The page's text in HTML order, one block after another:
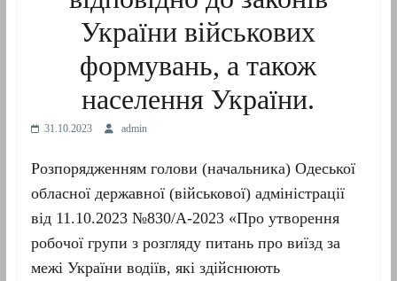
України військових
формувань, а також
населення України.
31.10.2023 admin
Розпорядженням голови (начальника) Одеської
обласної державної (військової) адміністрації
від 11.10.2023 №830/А-2023 «Про утворення
робочої групи з розгляду питань про виїзд за
межі України водіїв, які здійснюють